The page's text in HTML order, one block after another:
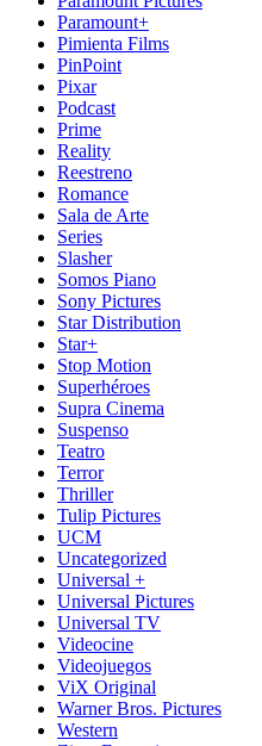
Paramount+
Pimienta Films
PinPoint
Pixar
Podcast
Prime
Reality
Reestreno
Romance
Sala de Arte
Series
Slasher
Somos Piano
Sony Pictures
Star Distribution
Star+
Stop Motion
Superhéroes
Supra Cinema
Suspenso
Teatro
Terror
Thriller
Tulip Pictures
UCM
Uncategorized
Universal +
Universal Pictures
Universal TV
Videocine
Videojuegos
ViX Original
Warner Bros. Pictures
Western